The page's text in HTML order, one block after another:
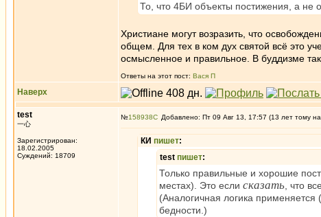
То, что 4БИ объекты постижения, а не
Христиане могут возразить, что
общем. Для тех в ком дух святой всё это
осмысленное и правильное. В буддизме
Ответы на этот пост: Вася П
Наверх
test
一心
Зарегистрирован:
18.02.2005
Суждений: 18709
№158938 Добавлено: Пт 09 Авг 13, 17:57 (13 лет тому
КИ пишет:
test пишет:
Только правильные и хорошие
местах). Это если сказать , что
(Аналогичная логика
бедности.)